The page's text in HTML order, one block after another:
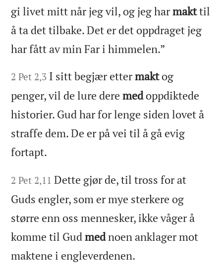
gi livet mitt når jeg vil, og jeg harmakttil
å ta det tilbake. Det er det oppdraget jeg
har fått av min Far i himmelen.”
2 Pet 2,3 I sitt begjær ettermaktog
penger, vil de lure deremedoppdiktede
historier. Gud har for lenge siden lovet å
straffe dem. De er på vei til å gå evig
fortapt.
2 Pet 2,11 Dette gjør de, til tross for at
Guds engler, som er mye sterkere og
større enn oss mennesker, ikke våger å
komme til Gudmednoen anklager mot
maktene i engleverdenen.